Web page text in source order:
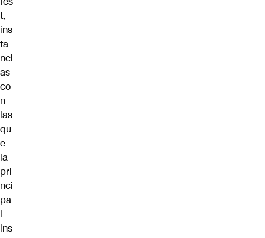
t,
ins
ta
nci
as
co
n
las
qu
e
la
pri
nci
pa
l
ins